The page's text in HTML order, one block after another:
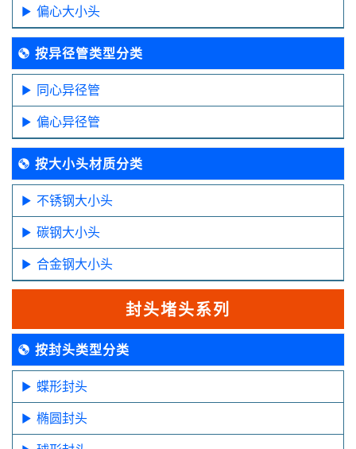
偏心大小头
按异径管类型分类
同心异径管
偏心异径管
按大小头材质分类
不锈钢大小头
碳钢大小头
合金钢大小头
封头堵头系列
按封头类型分类
蝶形封头
椭圆封头